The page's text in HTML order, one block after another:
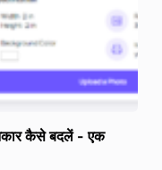
आकार कैसे बदलें - एक